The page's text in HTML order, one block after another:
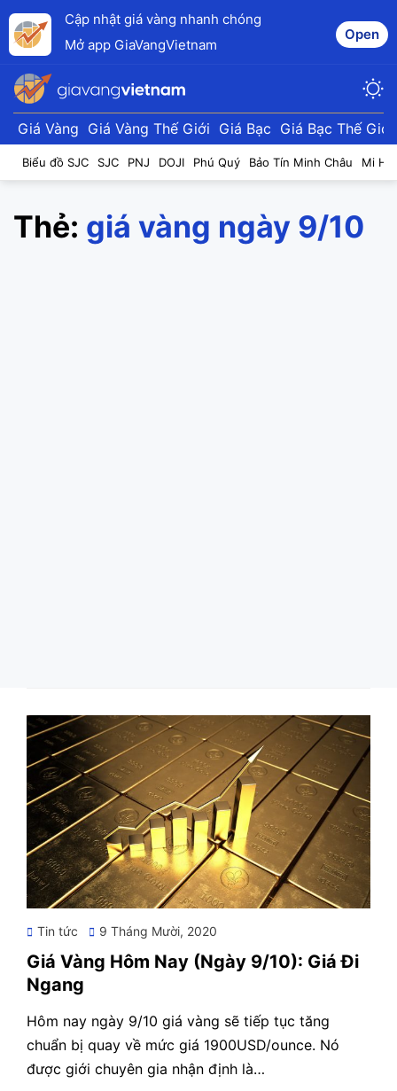
Cập nhật giá vàng nhanh chóng
Mở app GiaVangVietnam
Open
Giá Vàng Giá Vàng Thế Giới Giá Bạc Giá Bạc Thế Giới
Biểu đồ SJC SJC PNJ DOJI Phú Quý Bảo Tín Minh Châu Mi
Thẻ: giá vàng ngày 9/10
Tin tức
Posted
9 Tháng Mười, 2020
Giá Vàng Hôm Nay (Ngày 9/10): Giá Đi
Ngang
Hôm nay ngày 9/10 giá vàng sẽ tiếp tục tăng
chuẩn bị quay về mức giá 1900USD/ounce. Nó
được giới chuyên gia nhận định là…